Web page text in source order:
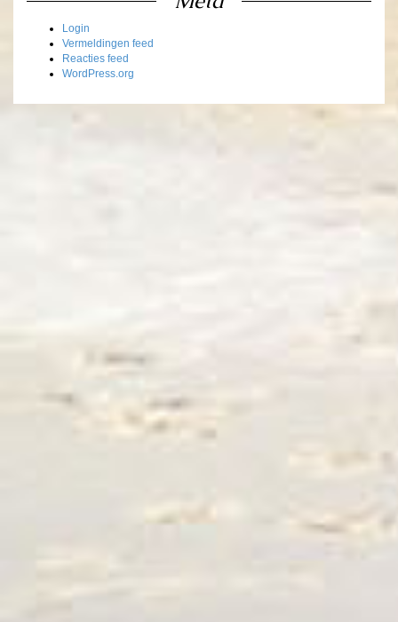
Login
Vermeldingen feed
Reacties feed
WordPress.org